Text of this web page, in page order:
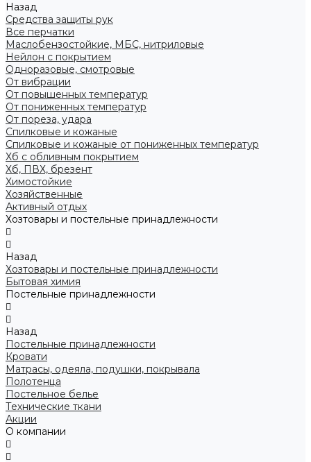
Назад
Средства защиты рук
Все перчатки
Маслобензостойкие, МБС, нитриловые
Нейлон с покрытием
Одноразовые, смотровые
От вибрации
От повышенных температур
От пониженных температур
От пореза, удара
Спилковые и кожаные
Спилковые и кожаные от пониженных температур
Хб с обливным покрытием
Хб, ПВХ, брезент
Химостойкие
Хозяйственные
Активный отдых
Хозтовары и постельные принадлежности
Назад
Хозтовары и постельные принадлежности
Бытовая химия
Постельные принадлежности
Назад
Постельные принадлежности
Кровати
Матрасы, одеяла, подушки, покрывала
Полотенца
Постельное белье
Технические ткани
Акции
О компании